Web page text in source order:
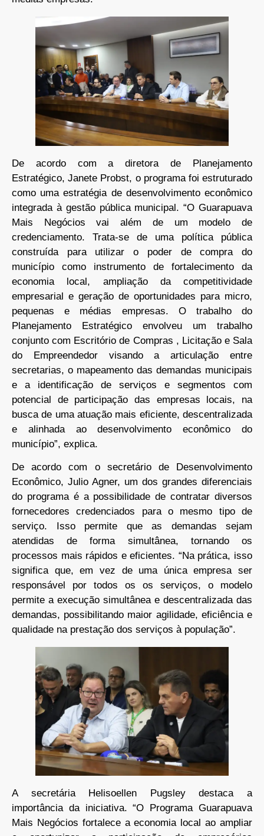
De acordo com a diretora de Planejamento
Estratégico, Janete Probst, o programa foi estruturado
como uma estratégia de desenvolvimento econômico
integrada à gestão pública municipal. “O Guarapuava
Mais Negócios vai além de um modelo de
credenciamento. Trata-se de uma política pública
construída para utilizar o poder de compra do
município como instrumento de fortalecimento da
economia local, ampliação da competitividade
empresarial e geração de oportunidades para micro,
pequenas e médias empresas. O trabalho do
Planejamento Estratégico envolveu um trabalho
conjunto com Escritório de Compras , Licitação e Sala
do Empreendedor visando a articulação entre
secretarias, o mapeamento das demandas municipais
e a identificação de serviços e segmentos com
potencial de participação das empresas locais, na
busca de uma atuação mais eficiente, descentralizada
e alinhada ao desenvolvimento econômico do
município”, explica.
De acordo com o secretário de Desenvolvimento
Econômico, Julio Agner, um dos grandes diferenciais
do programa é a possibilidade de contratar diversos
fornecedores credenciados para o mesmo tipo de
serviço. Isso permite que as demandas sejam
atendidas de forma simultânea, tornando os
processos mais rápidos e eficientes. “Na prática, isso
significa que, em vez de uma única empresa ser
responsável por todos os os serviços, o modelo
permite a execução simultânea e descentralizada das
demandas, possibilitando maior agilidade, eficiência e
qualidade na prestação dos serviços à população”.
A secretária Helisoellen Pugsley destaca a
importância da iniciativa. “O Programa Guarapuava
Mais Negócios fortalece a economia local ao ampliar